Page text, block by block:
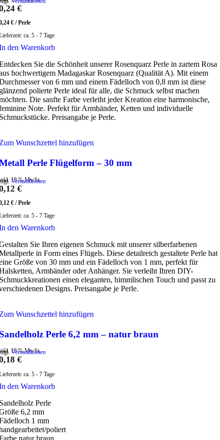
€
€ /Perle
ca. 5 - 7 Tage
den Warenkorb
Sie die Schönheit unserer Rosenquarz Perle in zartem Rosa
hochwertigem Madagaskar Rosenquarz (Qualität A). Mit einem
von 6 mm und einem Fädelloch von 0,8 mm ist diese
polierte Perle ideal für alle, die Schmuck selbst machen
Die sanfte Farbe verleiht jeder Kreation eine harmonische,
Note. Perfekt für Armbänder, Ketten und individuelle
Preisangabe je Perle.
Wunschzettel hinzufügen
Perle Flügelform – 30 mm
19 % MwSt.
Versandkosten
€
€ /Perle
ca. 5 - 7 Tage
den Warenkorb
Sie Ihren eigenen Schmuck mit unserer silberfarbenen
in Form eines Flügels. Diese detailreich gestaltete Perle hat
Größe von 30 mm und ein Fädelloch von 1 mm, perfekt für
Armbänder oder Anhänger. Sie verleiht Ihren DIY-
einen eleganten, himmlischen Touch und passt zu
Designs. Preisangabe je Perle.
Wunschzettel hinzufügen
Perle 6,2 mm – natur braun
19 % MwSt.
Versandkosten
€
ca. 5 - 7 Tage
den Warenkorb
Perle
6,2 mm
1 mm
poliert
natur braun